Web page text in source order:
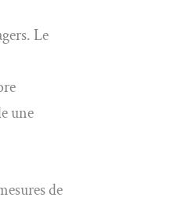
Le
une
de